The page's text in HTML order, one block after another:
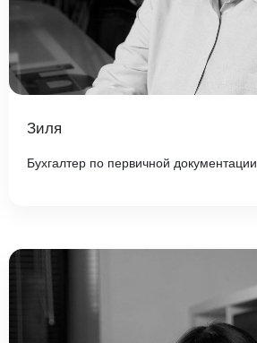
Зиля
Бухгалтер по первичной документации